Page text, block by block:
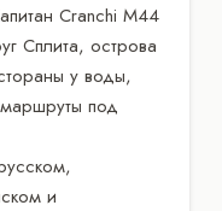
Cranchi M44
Сплита, острова
у воды,
под
и